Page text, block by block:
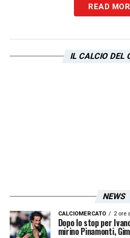
protesta che sta tenendo
ancora tempo per
l’abbonamento ed il
READ
IL CALCIO DEL
NEWS
CALCIOMERCATO 2 ore
Dopo lo stop per
mirino Pinamonti,